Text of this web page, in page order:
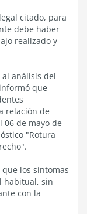
citado, para
debe haber
realizado y
análisis del
que
relación de
de mayo de
"Rotura
los síntomas
habitual, sin
con la